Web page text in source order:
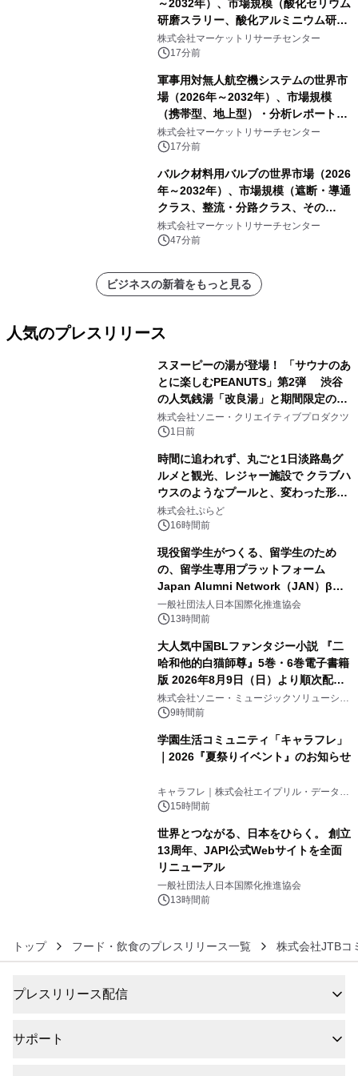
～2032年）、市場規模（酸化セリウム
研磨スラリー、酸化アルミニウム研磨
スラリー、その他）・分析レポートを
発表
株式会社マーケットリサーチセンター
17分前
軍事用対無人航空機システムの世界市
場（2026年～2032年）、市場規模
（携帯型、地上型）・分析レポートを
発表
株式会社マーケットリサーチセンター
17分前
バルク材料用バルブの世界市場（2026
年～2032年）、市場規模（遮断・導通
クラス、整流・分路クラス、その
他）・分析レポートを発表
株式会社マーケットリサーチセンター
47分前
ビジネスの新着をもっと見る
人気のプレスリリース
スヌーピーの湯が登場！ 「サウナのあ
とに楽しむPEANUTS」第2弾 渋谷
の人気銭湯「改良湯」と期間限定のコ
ラボレーション サウナイキタイコラ
ボグッズも発売決定！
株式会社ソニー・クリエイティブプロダクツ
1日前
時間に追われず、丸ごと1日淡路島グ
ルメと観光、レジャー施設で クラブハ
ウスのようなプールと、変わった形の
サウナも 「THE BOXY AWAJI」のお
得な素泊まり連泊プランで
株式会社ぷらど
16時間前
現役留学生がつくる、留学生のため
の、留学生専用プラットフォーム
Japan Alumni Network（JAN）β版
をリリース
一般社団法人日本国際化推進協会
13時間前
大人気中国BLファンタジー小説 『二
哈和他的白猫師尊』5巻・6巻電子書籍
版 2026年8月9日（日）より順次配信
開始
株式会社ソニー・ミュージックソリューショ
ンズ9時間前
学園生活コミュニティ「キャラフレ」
｜2026『夏祭りイベント』のお知らせ
キャラフレ｜株式会社エイプリル・データ・
デザインズ
15時間前
世界とつながる、日本をひらく。 創立
13周年、JAPI公式Webサイトを全面
リニューアル
一般社団法人日本国際化推進協会
13時間前
トップ フード・飲食のプレスリリース一覧 株式会社JTBコ
プレスリリース配信
サポート